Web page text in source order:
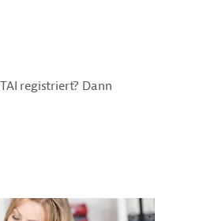
registriert? Dann